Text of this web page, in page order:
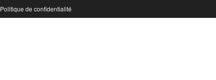
Politique de confidentialité